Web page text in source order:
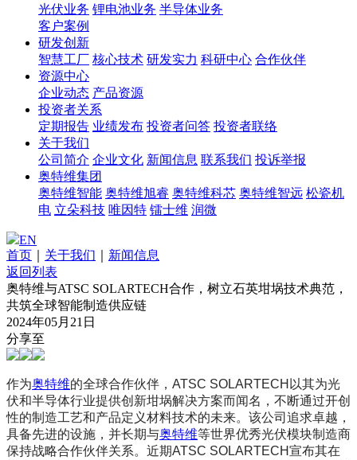
光伏业务 锂电池业务 半导体业务
客户案例
研发创新
智慧工厂 核心技术 研发实力 科研中心 合作伙伴
资源中心
企业动态 产品资源
投资者关系
定期报告 业绩发布 投资者问答 投资者联络
关于我们
公司简介 企业文化 新闻信息 联系我们 投诉举报
奥特维集团
奥特维智能 奥特维旭睿 奥特维科芯 奥特维智远 松瓷机
电 立朵科技 唯因特 镭士维 润微
EN
首页
关于我们
新闻信息
返回列表
奥特维与ATSC SOLARTECH合作，树立石英坩埚技术典范，
共筑全球智能制造供应链
2024年05月21日
分享至
作为奥特维的全球合作伙伴，ATSC SOLARTECH以其为光
伏和半导体行业提供创新坩埚解决方案而闻名，不断通过开创
性的制造工艺和产品定义材料技术的未来。该公司追求卓越，
具备先进的设施，并长期与奥特维等世界优秀光伏模块制造商
保持战略合作伙伴关系。近期ATSC SOLARTECH宣布其在